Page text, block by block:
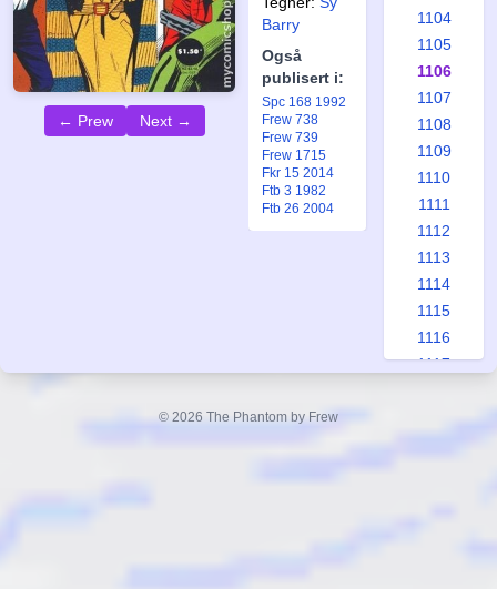
← Prew Next →
Barry
Også
publisert i:
Spc 168 1992
Frew 738
Frew 739
Frew 1715
Fkr 15 2014
Ftb 3 1982
Ftb 26 2004
1104
1105
1106
1107
1108
1109
1110
1111
1112
1113
1114
1115
1116
1117
© 2026 The Phantom by Frew